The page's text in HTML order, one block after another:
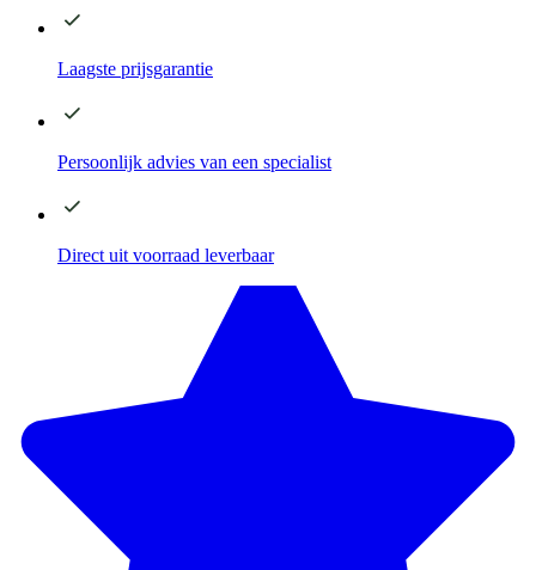
Laagste prijsgarantie
Persoonlijk advies van een specialist
Direct uit voorraad leverbaar